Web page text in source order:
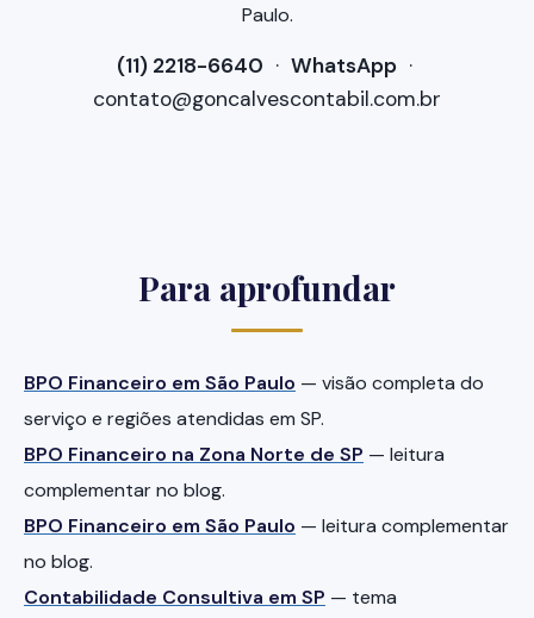
Paulo.
(11) 2218-6640 · WhatsApp·
contato@goncalvescontabil.com.br
Para aprofundar
BPO Financeiro em São Paulo — visão completa do
serviço e regiões atendidas em SP.
BPO Financeiro na Zona Norte de SP — leitura
complementar no blog.
BPO Financeiro em São Paulo — leitura complementar
no blog.
Contabilidade Consultiva em SP — tema